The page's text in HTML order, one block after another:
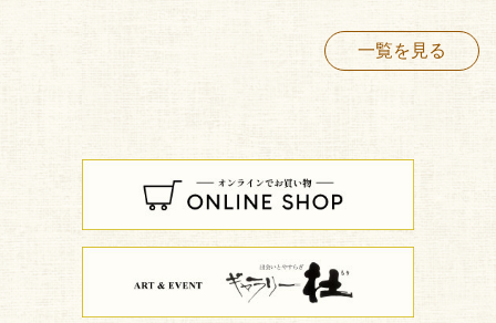
一覧を見る